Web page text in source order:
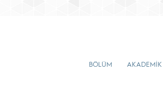
BÖLÜM AKADEMİK